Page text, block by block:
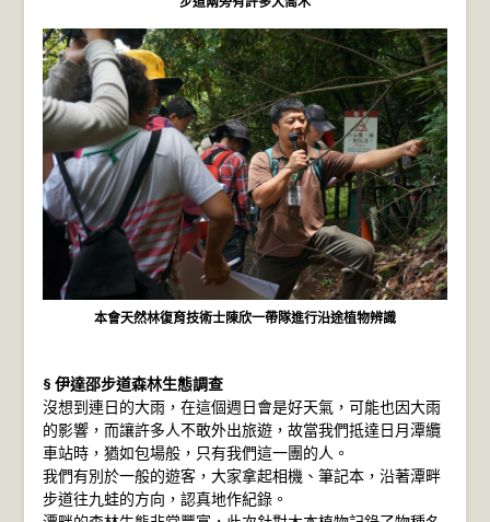
本會天然林復育技術士陳欣一帶隊進行沿途植物辨識
§ 伊達邵步道森林生態調查
沒想到連日的大雨，在這個週日會是好天氣，可能也因大雨
的影響，而讓許多人不敢外出旅遊，故當我們抵達日月潭纜
車站時，猶如包場般，只有我們這一團的人。
我們有別於一般的遊客，大家拿起相機、筆記本，沿著潭畔
步道往九蛙的方向，認真地作紀錄。